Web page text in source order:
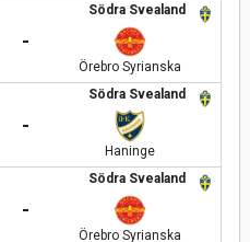
Södra Svealand
-
Örebro Syrianska
Södra Svealand
-
Haninge
Södra Svealand
-
Örebro Syrianska